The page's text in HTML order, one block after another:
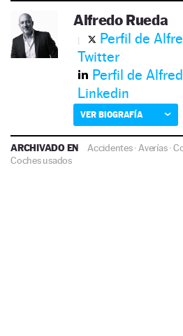
Alfredo Rueda
Perfil de
Twitter
Perfil de
Linkedin
VER BIOGRAFÍA
ARCHIVADO EN Accidentes· Averías·
Coches usados